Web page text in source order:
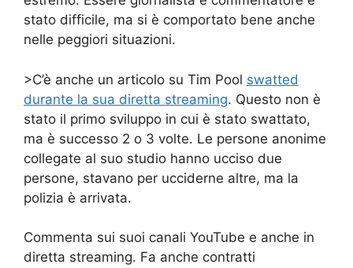
stato difficile, ma si è comportato bene anche
nelle peggiori situazioni.
>C’è anche un articolo su Tim Pool swatted
durante la sua diretta streaming. Questo non è
stato il primo sviluppo in cui è stato swattato,
ma è successo 2 o 3 volte. Le persone anonime
collegate al suo studio hanno ucciso due
persone, stavano per ucciderne altre, ma la
polizia è arrivata.
Commenta sui suoi canali YouTube e anche in
diretta streaming. Fa anche contratti